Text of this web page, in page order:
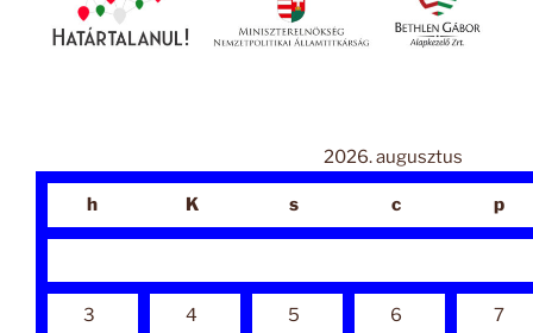
2026. augusztus
h K s c p
3 4 5 6 7